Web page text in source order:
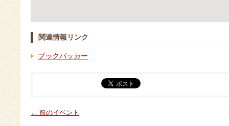
関連情報リンク
ブックパッカー
← 前のイベント